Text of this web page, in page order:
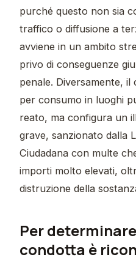
purché questo non sia
traffico o diffusione a
avviene in un ambito
privo di conseguenze
penale. Diversamente,
per consumo in luoghi
reato, ma configura un
grave, sanzionato dalla
Ciudadana con multe
importi molto elevati,
distruzione della
Per
condotta è